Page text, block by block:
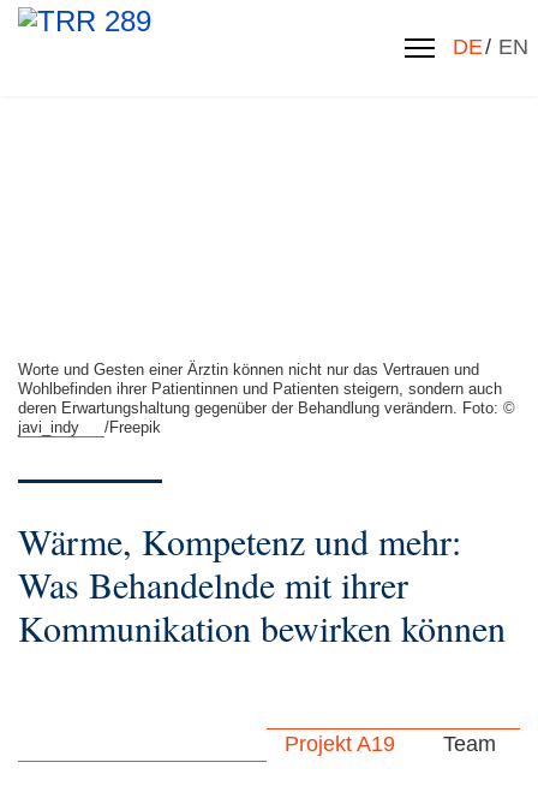
DE EN
Worte und Gesten einer Ärztin können nicht nur das Vertrauen und
Wohlbefinden ihrer Patientinnen und Patienten steigern, sondern auch
deren Erwartungshaltung gegenüber der Behandlung verändern. Foto: ©
javi_indy
/Freepik
Wärme, Kompetenz und mehr:
Was Behandelnde mit ihrer
Kommunikation bewirken können
Projekt A19 Team